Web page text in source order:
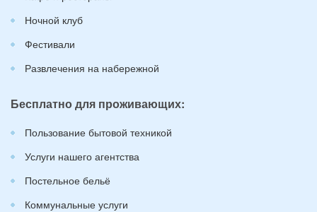
Ночной клуб
Фестивали
Развлечения на набережной
Бесплатно для проживающих:
Пользование бытовой техникой
Услуги нашего агентства
Постельное бельё
Коммунальные услуги